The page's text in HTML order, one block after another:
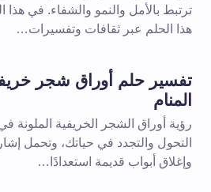
ترتبط بالأمل والنمو والشفاء. في
هذا الحلم عبر ثقافات وتفسيرات…
تفسير حلم أوراق شجر
المنام
رؤية أوراق الشجر الخريفية الملونة
التحول والتجدد في حياتك، وتحمل
وإغلاق أبواب قديمة استعدادًا…